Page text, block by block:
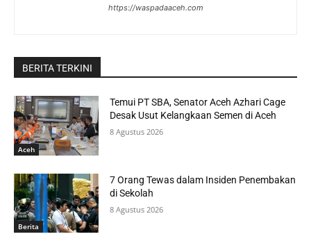
https://waspadaaceh.com
BERITA TERKINI
Aceh
Temui PT SBA, Senator Aceh Azhari Cage
Desak Usut Kelangkaan Semen di Aceh
8 Agustus 2026
Berita
7 Orang Tewas dalam Insiden Penembakan
di Sekolah
8 Agustus 2026